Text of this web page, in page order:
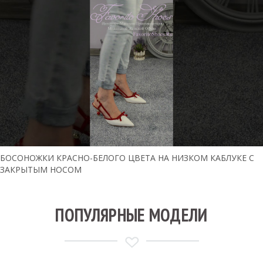
БОСОНОЖКИ КРАСНО-БЕЛОГО ЦВЕТА НА НИЗКОМ КАБЛУКЕ С
ЗАКРЫТЫМ НОСОМ
ПОПУЛЯРНЫЕ МОДЕЛИ